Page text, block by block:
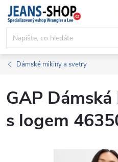
Přejít
obsah
Dámské mikiny a svetry
GAP
s logem